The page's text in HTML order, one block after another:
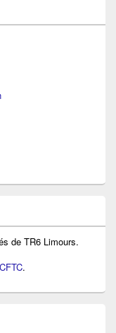
de TR6 Limours.
.